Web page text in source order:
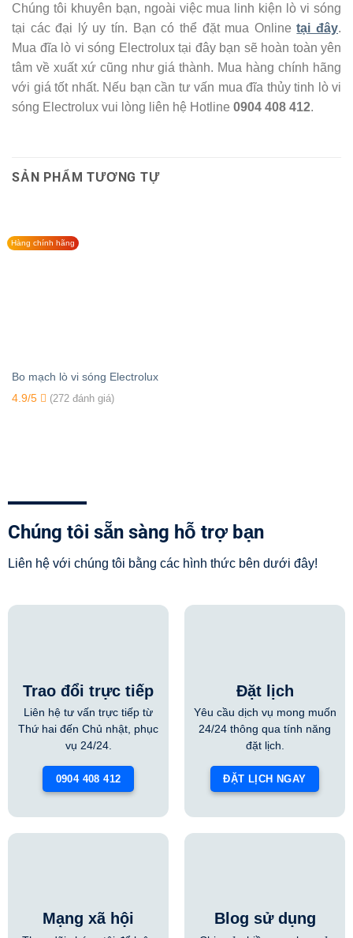
Chúng tôi khuyên bạn, ngoài việc mua linh kiện lò vi sóng
tại các đại lý uy tín. Bạn có thể đặt mua Onlinetại đây.
Mua đĩa lò vi sóng Electrolux tại đây bạn sẽ hoàn toàn yên
tâm về xuất xứ cũng như giá thành. Mua hàng chính hãng
với giá tốt nhất. Nếu bạn cần tư vấn mua đĩa thủy tinh lò vi
sóng Electrolux vui lòng liên hệ Hotline 0904 408 412.
SẢN PHẨM TƯƠNG TỰ
Hàng chính hãng
Bo mạch lò vi sóng Electrolux
4.9/5
(272 đánh giá)
Chúng tôi sẵn sàng hỗ trợ bạn
Liên hệ với chúng tôi bằng các hình thức bên dưới đây!
Trao đổi trực tiếp
Liên hệ tư vấn trực tiếp từ
Thứ hai đến Chủ nhật, phục
vụ 24/24.
0904 408 412
Đặt lịch
Yêu cầu dịch vụ mong muốn
24/24 thông qua tính năng
đặt lịch.
ĐẶT LỊCH NGAY
Mạng xã hội Blog sử dụng